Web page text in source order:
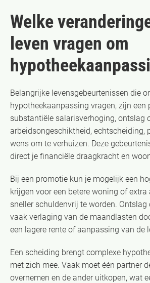
Welke
leven vragen om
Belangrijke levensgebeurtenissen die
hypotheekaanpassing vragen, zijn een
substantiële salarisverhoging, ontslag
arbeidsongeschiktheid, echtscheiding,
wens om te verhuizen. Deze
direct je financiële draagkracht en
Bij een promotie kun je mogelijk een
krijgen voor een betere woning of
sneller schuldenvrij te worden. Ontslag
vaak verlaging van de maandlasten
een lagere rente of aanpassing van de
Een scheiding brengt complexe
met zich mee. Vaak moet één partner
overnemen en de ander uitkopen, wat